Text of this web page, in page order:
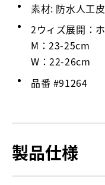
素材: 防水人工
2ウィズ展開：
M：23-25cm
W：22-26cm
品番 #91264
製品仕様